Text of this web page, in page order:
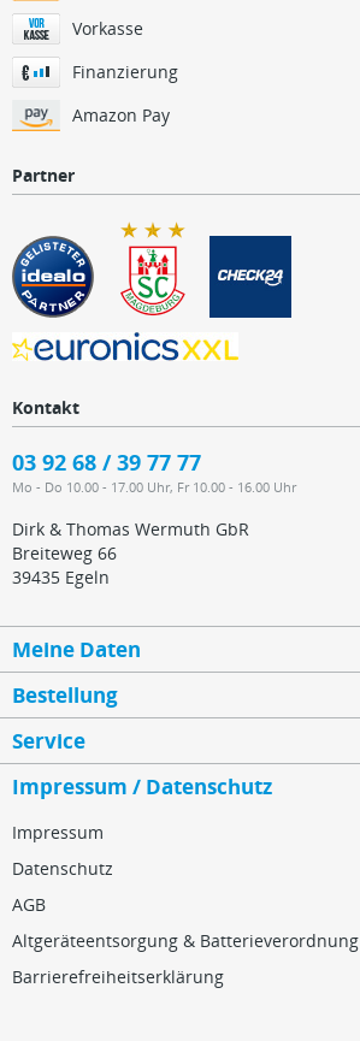
Vorkasse
Finanzierung
Amazon Pay
Partner
Kontakt
03 92 68 / 39 77 77
Mo - Do 10.00 - 17.00 Uhr, Fr 10.00 - 16.00 Uhr
Dirk & Thomas Wermuth GbR
Breiteweg 66
39435 Egeln
Meine Daten
Bestellung
Service
Impressum / Datenschutz
Impressum
Datenschutz
AGB
Altgeräteentsorgung & Batterieverordnung
Barrierefreiheitserklärung